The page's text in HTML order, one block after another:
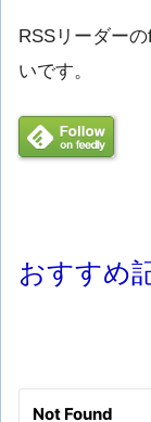
RSSリーダー
いです。
おすすめ